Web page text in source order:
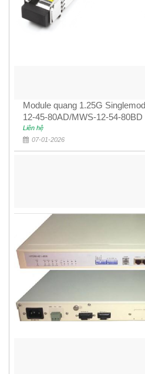
Module quang 1.25G
12-45-80AD/MWS-12-54-80BD
Liên hệ
07-01-2026